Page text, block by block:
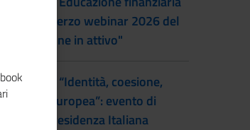
terzo webinar 2026 del
"Donne in attivo"
2026 - “Identità, coesione,
europea”: evento di
della Presidenza Italiana